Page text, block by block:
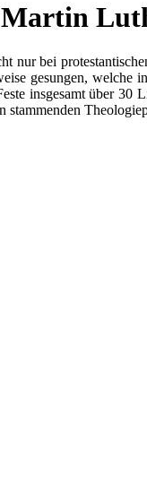
Martin
nur bei
gesungen,
insgesamt über
stammenden